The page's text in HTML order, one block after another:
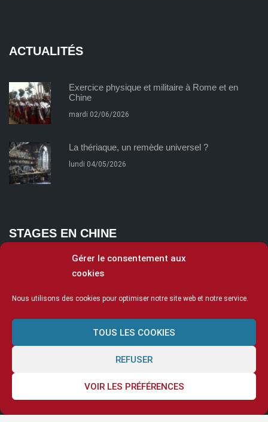
Gérer le consentement aux
cookies
Nous utilisons des cookies pour optimiser notre site web et notre service.
TOUS LES COOKIES
REFUSER
VOIR LES PRÉFÉRENCES
ACTUALITÉS
Exercice physique et militaire à Rome et en
Chine
mardi 02/06/2026
La thériaque, un remède universel ?
lundi 04/05/2026
STAGES EN CHINE